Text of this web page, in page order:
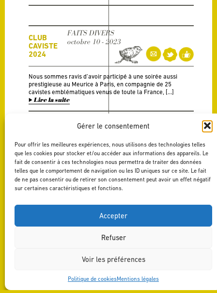
Gérer le consentement
Pour offrir les meilleures expériences, nous utilisons des technologies telles
que les cookies pour stocker et/ou accéder aux informations des appareils. Le
fait de consentir à ces technologies nous permettra de traiter des données
telles que le comportement de navigation ou les ID uniques sur ce site. Le fait
de ne pas consentir ou de retirer son consentement peut avoir un effet négatif
sur certaines caractéristiques et fonctions.
Accepter
Refuser
Voir les préférences
Politique de cookiesMentions légales
CLUB
CAVISTE
2024
FAITS DIVERS
octobre 10 - 2023
Nous sommes ravis d’avoir participé à une soirée aussi
prestigieuse au Meurice à Paris, en compagnie de 25
cavistes emblématiques venus de toute la France, […]
Lire la suite
AGENTS
FRANCE
AU
DOMAINE
CALMEL
&
FAITS DIVERS
octobre 09 - 2023
Quelle équipe ! Retour en images sur un véritable moment
de partage au domaine avec nos agents France pour
découvrir les dernières nouveautés et préparer […]